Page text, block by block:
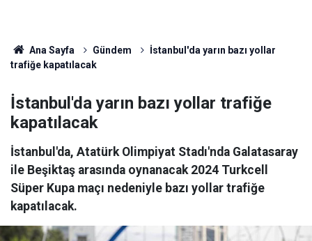
Ana Sayfa Gündem
İstanbul'da yarın bazı yollar
trafiğe kapatılacak
İstanbul'da yarın bazı yollar trafiğe
kapatılacak
İstanbul'da, Atatürk Olimpiyat Stadı'nda Galatasaray
ile Beşiktaş arasında oynanacak 2024 Turkcell
Süper Kupa maçı nedeniyle bazı yollar trafiğe
kapatılacak.